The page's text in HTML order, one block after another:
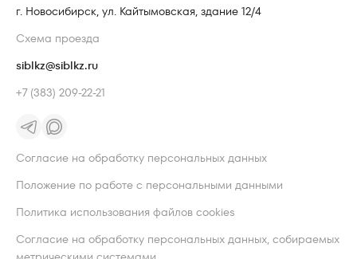
г. Новосибирск, ул. Кайтымовская, здание 12/4
Схема проезда
siblkz@siblkz.ru
+7 (383) 209-22-21
Согласие на обработку персональных данных
Положение по работе с персональными данными
Политика использования файлов cookies
Согласие на обработку персональных данных, собираемых